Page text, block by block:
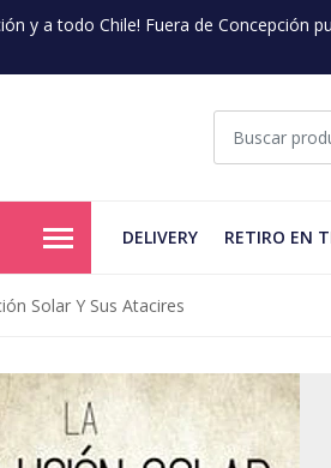
y a todo Chile! Fuera de Concepción
DELIVERY RETIRO EN
Solar Y Sus Atacires